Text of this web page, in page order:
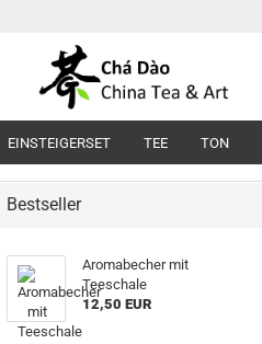
EINSTEIGERSET TEE TON
Bestseller
Aromabecher mit
Teeschale
12,50 EUR